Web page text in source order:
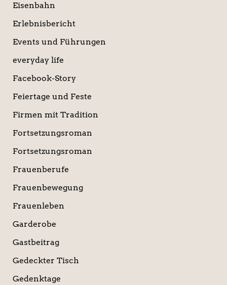
Eisenbahn
Erlebnisbericht
Events und Führungen
everyday life
Facebook-Story
Feiertage und Feste
Firmen mit Tradition
Fortsetzungsroman
Fortsetzungsroman
Frauenberufe
Frauenbewegung
Frauenleben
Garderobe
Gastbeitrag
Gedeckter Tisch
Gedenktage